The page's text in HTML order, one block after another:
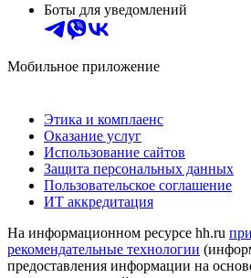
Боты для уведомлений
Мобильное приложение
Этика и комплаенс
Оказание услуг
Использование сайтов
Защита персональных данных
Пользовательское соглашение
ИТ аккредитация
На информационном ресурсе hh.ru
рекомендательные технологии
предоставления информации на